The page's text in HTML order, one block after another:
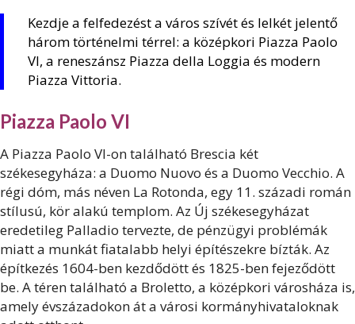
Kezdje a felfedezést a város szívét és lelkét jelentő
három történelmi térrel: a középkori Piazza Paolo
VI, a reneszánsz Piazza della Loggia és modern
Piazza Vittoria.
Piazza Paolo VI
A Piazza Paolo VI-on található Brescia két
székesegyháza: a Duomo Nuovo és a Duomo Vecchio. A
régi dóm, más néven La Rotonda, egy 11. századi román
stílusú, kör alakú templom. Az Új székesegyházat
eredetileg Palladio tervezte, de pénzügyi problémák
miatt a munkát fiatalabb helyi építészekre bízták. Az
építkezés 1604-ben kezdődött és 1825-ben fejeződött
be. A téren található a Broletto, a középkori városháza is,
amely évszázadokon át a városi kormányhivataloknak